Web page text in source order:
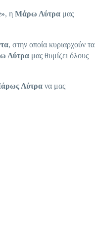
», η Μάρω Λύτρα μας
, στην οποία κυριαρχούν τα
Λύτρα μας θυμίζει όλους
Λύτρα να μας